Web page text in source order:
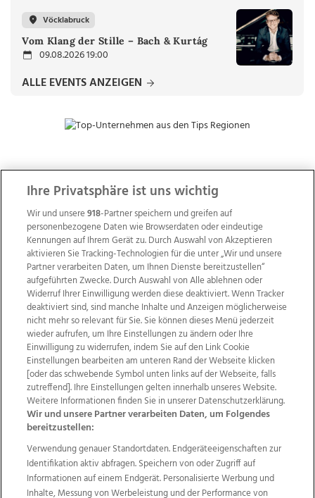
Vöcklabruck
Vom Klang der Stille – Bach & Kurtág
09.08.2026 19:00
ALLE EVENTS ANZEIGEN
ZUR NACHRICHTENÜBERSICHT
Wir über uns Mediadaten Kontakt
Jobs
Datenschutz
Impressum
AGB Anzeigekunden
AGB Website
Ehrenkodex Politische Werbung
Weitere Angebote des Medienhauses Wimmer
TV1 di-mog-i.at OÖNow
Ischler Woche
Life Radio
OÖNachrichten OÖN Immobilien
Ihre Privatsphäre ist uns wichtig
Wir und unsere918-Partner speichern und greifen auf
personenbezogene Daten wie Browserdaten oder eindeutige
Kennungen auf Ihrem Gerät zu. Durch Auswahl von Akzeptieren
aktivieren Sie Tracking-Technologien für die unter „Wir und unsere
Partner verarbeiten Daten, um Ihnen Dienste bereitzustellen“
aufgeführten Zwecke. Durch Auswahl von Alle ablehnen oder
Widerruf Ihrer Einwilligung werden diese deaktiviert. Wenn Tracker
deaktiviert sind, sind manche Inhalte und Anzeigen möglicherweise
nicht mehr so relevant für Sie. Sie können dieses Menü jederzeit
wieder aufrufen, um Ihre Einstellungen zu ändern oder Ihre
Einwilligung zu widerrufen, indem Sie auf den Link Cookie
Einstellungen bearbeiten am unteren Rand der Webseite klicken
[oder das schwebende Symbol unten links auf der Webseite, falls
zutreffend]. Ihre Einstellungen gelten innerhalb unseres Website.
Weitere Informationen finden Sie in unserer Datenschutzerklärung.
Wir und unsere Partner verarbeiten Daten, um Folgendes
bereitzustellen:
Verwendung genauer Standortdaten. Endgeräteeigenschaften zur
Identifikation aktiv abfragen. Speichern von oder Zugriff auf
Informationen auf einem Endgerät. Personalisierte Werbung und
Inhalte, Messung von Werbeleistung und der Performance von